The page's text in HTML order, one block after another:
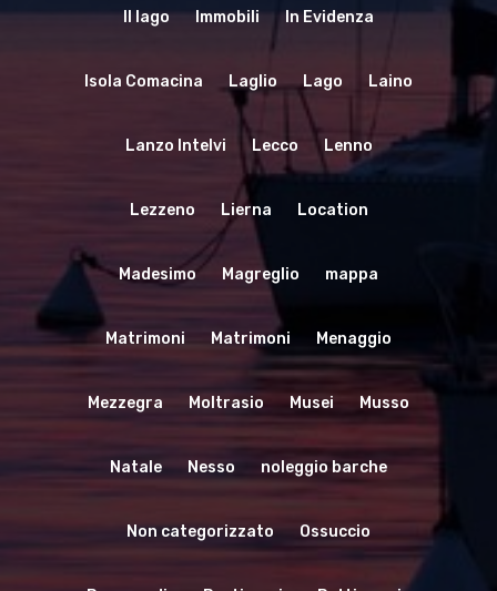
Il lago Immobili In Evidenza
Isola Comacina Laglio Lago Laino
Lanzo Intelvi Lecco Lenno
Lezzeno Lierna Location
Madesimo Magreglio mappa
Matrimoni Matrimoni Menaggio
Mezzegra Moltrasio Musei Musso
Natale Nesso noleggio barche
Non categorizzato Ossuccio